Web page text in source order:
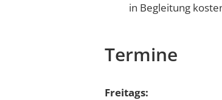
in Begleitung
Termine
Freitags: